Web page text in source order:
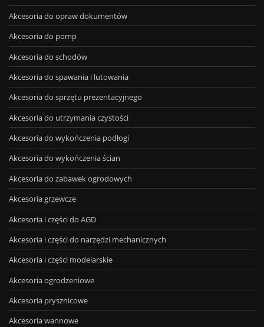
Akcesoria do opraw dokumentów
Akcesoria do pomp
Akcesoria do schodów
Akcesoria do spawania i lutowania
Akcesoria do sprzętu prezentacyjnego
Akcesoria do utrzymania czystości
Akcesoria do wykończenia podłogi
Akcesoria do wykończenia ścian
Akcesoria do zabawek ogrodowych
Akcesoria grzewcze
Akcesoria i części do AGD
Akcesoria i części do narzędzi mechanicznych
Akcesoria i części modelarskie
Akcesoria ogrodzeniowe
Akcesoria prysznicowe
Akcesoria wannowe